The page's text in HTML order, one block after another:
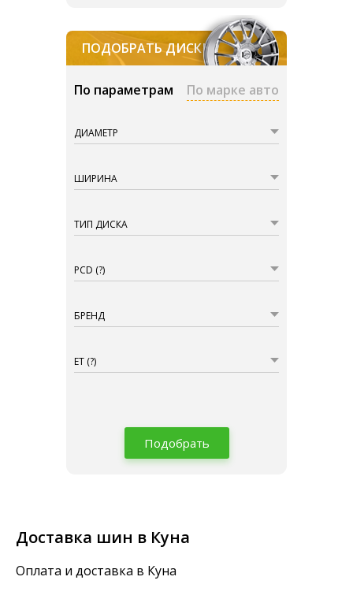
ПОДОБРАТЬ ДИСКИ
По параметрам По марке авто
ДИАМЕТР
ШИРИНА
ТИП ДИСКА
PCD (?)
БРЕНД
ET (?)
Подобрать
Доставка шин в Куна
Оплата и доставка в Куна